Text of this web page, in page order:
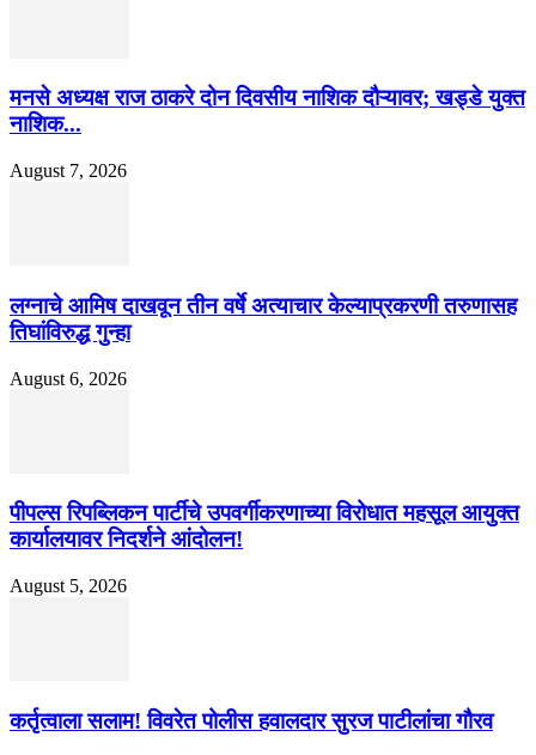
मनसे अध्यक्ष राज ठाकरे दोन दिवसीय नाशिक दौऱ्यावर; खड्डे युक्त
नाशिक...
August 7, 2026
लग्नाचे आमिष दाखवून तीन वर्षे अत्याचार केल्याप्रकरणी तरुणासह
तिघांविरुद्ध गुन्हा
August 6, 2026
पीपल्स रिपब्लिकन पार्टीचे उपवर्गीकरणाच्या विरोधात महसूल आयुक्त
कार्यालयावर निदर्शने आंदोलन!
August 5, 2026
कर्तृत्वाला सलाम! विवरेत पोलीस हवालदार सुरज पाटीलांचा गौरव